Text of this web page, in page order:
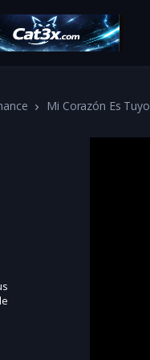
Mi Corazón Es Tuyo